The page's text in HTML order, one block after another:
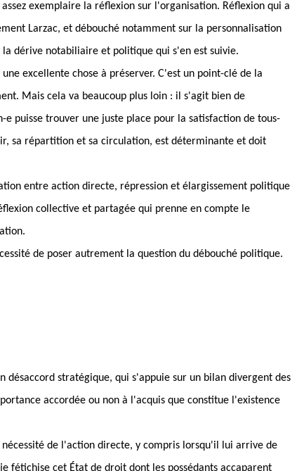
exemplaire la réflexion sur l'organisation. Réflexion qui a
Larzac, et débouché notamment sur la personnalisation
la dérive notabiliaire et politique qui s'en est suivie.
excellente chose à préserver. C'est un point-clé de la
Mais cela va beaucoup plus loin : il s'agit bien de
e puisse trouver une juste place pour la satisfaction de tous-
sa répartition et sa circulation, est déterminante et doit
entre action directe, répression et élargissement politique
collective et partagée qui prenne en compte le
de poser autrement la question du débouché politique.
désaccord stratégique, qui s'appuie sur un bilan divergent des
accordée ou non à l'acquis que constitue l'existence
de l'action directe, y compris lorsqu'il lui arrive de
fétichise cet État de droit dont les possédants accaparent